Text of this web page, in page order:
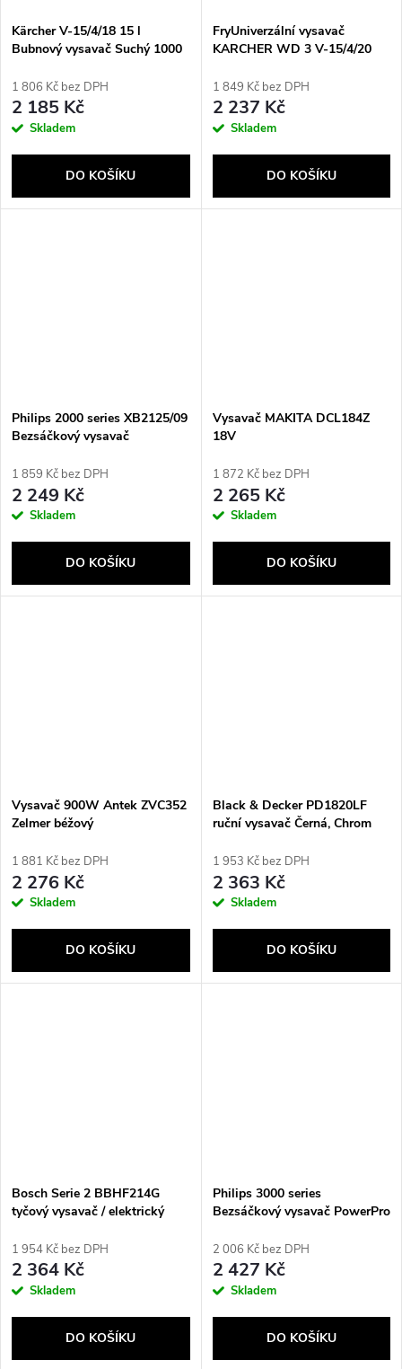
Kärcher V-15/4/18 15 l
Bubnový vysavač Suchý 1000
1 806 Kč bez DPH
2 185 Kč
Skladem
DO KOŠÍKU
FryUniverzální vysavač
KARCHER WD 3 V-15/4/20
1 849 Kč bez DPH
2 237 Kč
Skladem
DO KOŠÍKU
Philips 2000 series XB2125/09
Bezsáčkový vysavač
1 859 Kč bez DPH
2 249 Kč
Skladem
DO KOŠÍKU
Vysavač MAKITA DCL184Z
18V
1 872 Kč bez DPH
2 265 Kč
Skladem
DO KOŠÍKU
Vysavač 900W Antek ZVC352
Zelmer béžový
1 881 Kč bez DPH
2 276 Kč
Skladem
DO KOŠÍKU
Black & Decker PD1820LF
ruční vysavač Černá, Chrom
1 953 Kč bez DPH
2 363 Kč
Skladem
DO KOŠÍKU
Bosch Serie 2 BBHF214G
tyčový vysavač / elektrický
1 954 Kč bez DPH
2 364 Kč
Skladem
DO KOŠÍKU
Philips 3000 series
Bezsáčkový vysavač PowerPro
2 006 Kč bez DPH
2 427 Kč
Skladem
DO KOŠÍKU